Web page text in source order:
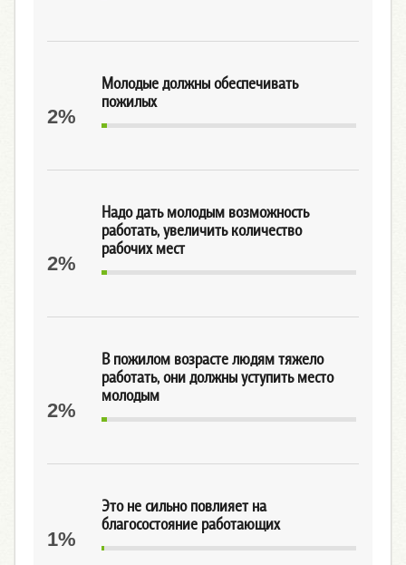
Молодые должны обеспечивать
пожилых
2%
Надо дать молодым возможность
работать, увеличить количество
рабочих мест
2%
В пожилом возрасте людям тяжело
работать, они должны уступить место
молодым
2%
Это не сильно повлияет на
благосостояние работающих
1%